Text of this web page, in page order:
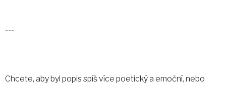
---
Chcete, aby byl popis spíš více poetický a emoční, nebo